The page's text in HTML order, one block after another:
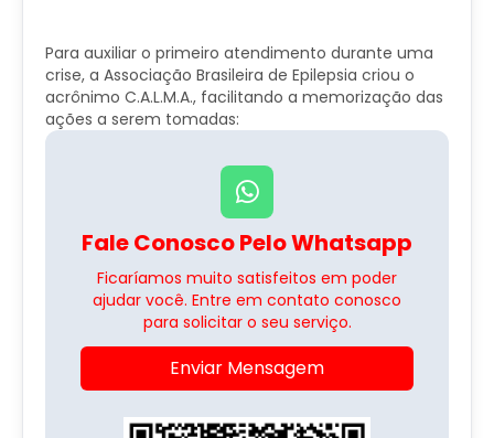
Para auxiliar o primeiro atendimento durante uma
crise, a Associação Brasileira de Epilepsia criou o
acrônimo C.A.L.M.A., facilitando a memorização das
ações a serem tomadas:
Fale Conosco Pelo Whatsapp
Ficaríamos muito satisfeitos em poder
ajudar você. Entre em contato conosco
para solicitar o seu serviço.
Enviar Mensagem